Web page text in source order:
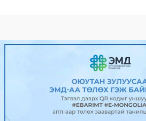
2025/04/24 0
сарын...
2025/04/24 0